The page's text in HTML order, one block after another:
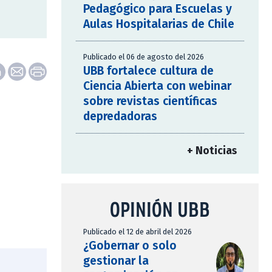
Pedagógico para Escuelas y
Aulas Hospitalarias de Chile
Publicado el 06 de agosto del 2026
UBB fortalece cultura de
Ciencia Abierta con webinar
sobre revistas científicas
depredadoras
+ Noticias
OPINIÓN UBB
Publicado el 12 de abril del 2026
¿Gobernar o solo
gestionar la